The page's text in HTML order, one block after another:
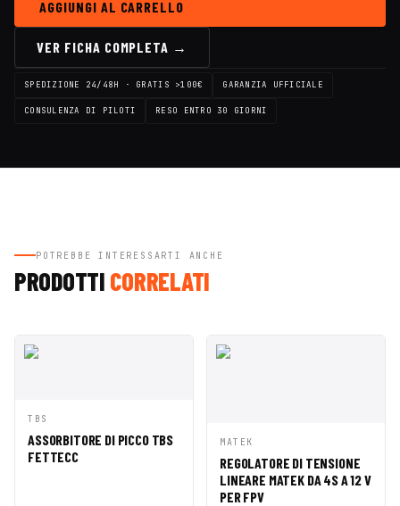
AGGIUNGI AL CARRELLO
VER FICHA COMPLETA →
SPEDIZIONE 24/48H · GRATIS >100€ GARANZIA UFFICIALE
CONSULENZA DI PILOTI RESO ENTRO 30 GIORNI
POTREBBE INTERESSARTI ANCHE
PRODOTTI CORRELATI
ANTEPRIMA
CARRELLO
TBS
ASSORBITORE DI PICCO TBS
FETTECC
ANTEPRIMA
CARRELLO
MATEK
REGOLATORE DI TENSIONE
LINEARE MATEK DA 4S A 12 V
PER FPV